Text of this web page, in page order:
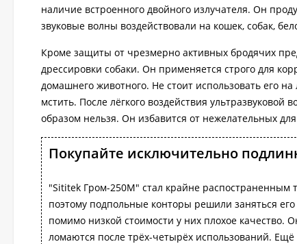
наличие встроенного двойного излучателя. Он
звуковые волны воздействовали на кошек, собак,
Кроме защиты от чрезмерно активных бродячих
дрессировки собаки. Он применяется строго для
домашнего животного. Не стоит использовать его
мстить. После лёгкого воздействия ультразвуковой
образом нельзя. Он избавится от нежелательных
Покупайте исключительно
"Sititek Гром-250М" стал крайне распостраненным
поэтому подпольные конторы решили заняться
помимо низкой стоимости у них плохое качество.
ломаются после трёх-четырёх использований.